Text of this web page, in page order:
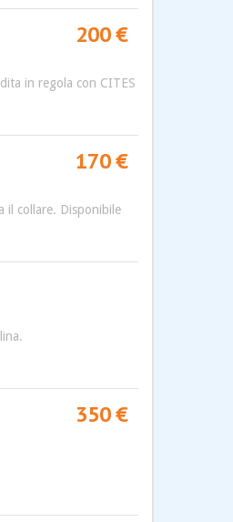
200 €
in regola con CITES
170 €
il collare. Disponibile
350 €